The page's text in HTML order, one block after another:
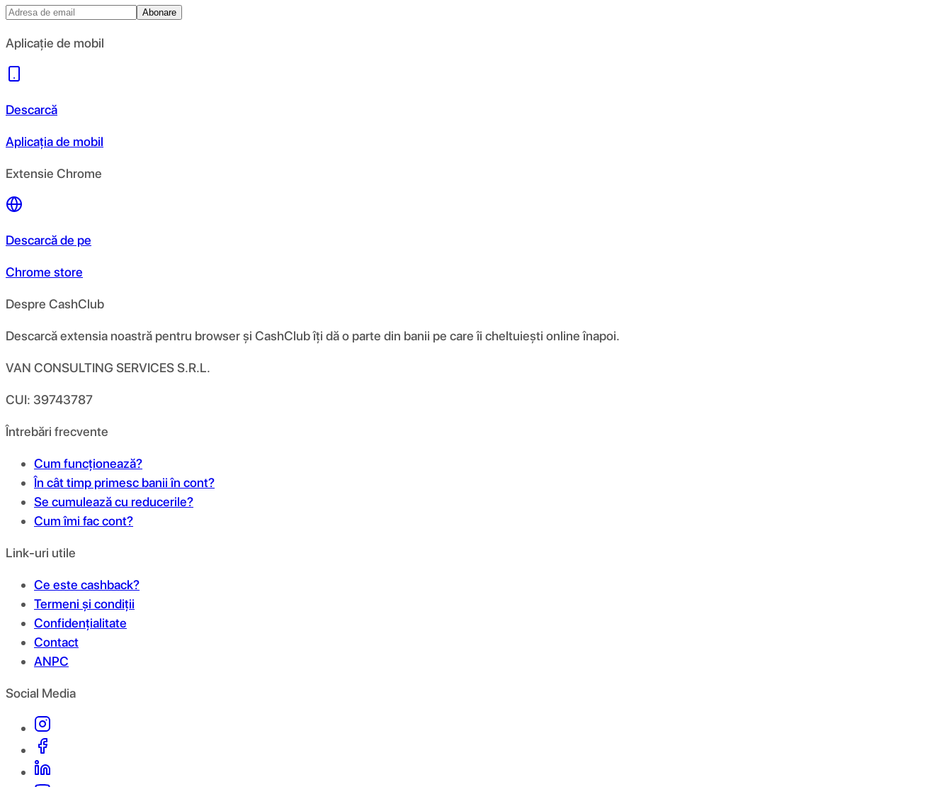
Abonare
Aplicație de mobil
Descarcă
Aplicația de mobil
Extensie Chrome
Descarcă de pe
Chrome store
Despre CashClub
Descarcă extensia noastră pentru browser și CashClub îți dă o parte din banii pe care îi cheltuiești online înapoi.
VAN CONSULTING SERVICES S.R.L.
CUI: 39743787
Întrebări frecvente
Cum funcționează?
În cât timp primesc banii în cont?
Se cumulează cu reducerile?
Cum îmi fac cont?
Link-uri utile
Ce este cashback?
Termeni și condiții
Confidențialitate
Contact
ANPC
Social Media